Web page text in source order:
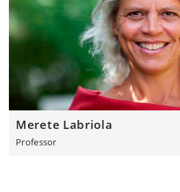
Merete Labriola
Professor